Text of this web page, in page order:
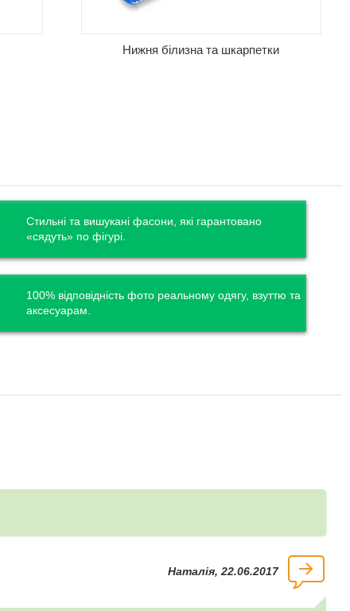
Нижня білизна та шкарпетки
Стильні та вишукані фасони, які гарантовано
«сядуть» по фігурі.
100% відповідність фото реальному одягу, взуттю та
аксесуарам.
Наталія, 22.06.2017